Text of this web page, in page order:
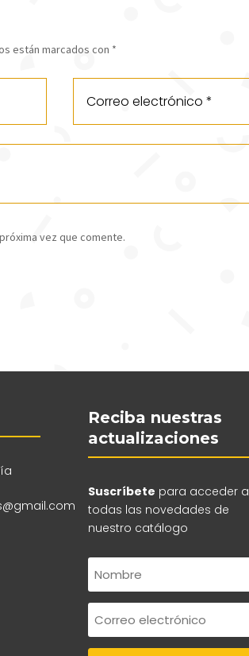
están marcados con *
vez que comente.
Reciba nuestras
actualizaciones
Suscríbete para acceder a
todas las novedades de
nuestro catálogo